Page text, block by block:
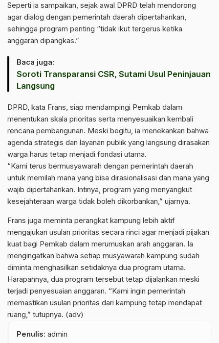
Seperti ia sampaikan, sejak awal DPRD telah mendorong
agar dialog dengan pemerintah daerah dipertahankan,
sehingga program penting “tidak ikut tergerus ketika
anggaran dipangkas.”
Baca juga:
Soroti Transparansi CSR, Sutami Usul Peninjauan
Langsung
DPRD, kata Frans, siap mendampingi Pemkab dalam
menentukan skala prioritas serta menyesuaikan kembali
rencana pembangunan. Meski begitu, ia menekankan bahwa
agenda strategis dan layanan publik yang langsung dirasakan
warga harus tetap menjadi fondasi utama.
“Kami terus bermusyawarah dengan pemerintah daerah
untuk memilah mana yang bisa dirasionalisasi dan mana yang
wajib dipertahankan. Intinya, program yang menyangkut
kesejahteraan warga tidak boleh dikorbankan,” ujarnya.
Frans juga meminta perangkat kampung lebih aktif
mengajukan usulan prioritas secara rinci agar menjadi pijakan
kuat bagi Pemkab dalam merumuskan arah anggaran. Ia
mengingatkan bahwa setiap musyawarah kampung sudah
diminta menghasilkan setidaknya dua program utama.
Harapannya, dua program tersebut tetap dijalankan meski
terjadi penyesuaian anggaran. “Kami ingin pemerintah
memastikan usulan prioritas dari kampung tetap mendapat
ruang,” tutupnya. (adv)
Penulis: admin